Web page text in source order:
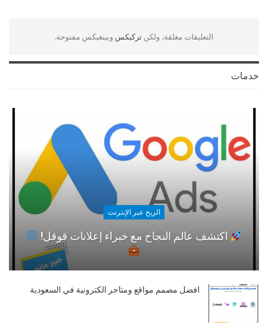
التعليقات مغلقة، ولكن تركبكس وبينغبكس مفتوحة.
خدمات
الربح عبر الإنترنت
اكتشف عالم النجاح مع خبراء إعلانات قوقل!
افضل مصمم مواقع ومتاجر الكترونية في السعودية